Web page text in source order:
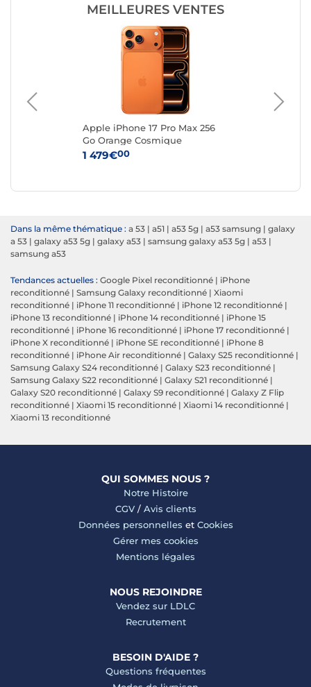
MEILLEURES VENTES
Apple iPhone 17 Pro Max 256
Go Orange Cosmique
1 479€00
Dans la même thématique : a 53 | a51 | a53 5g | a53 samsung | galaxy
a 53 | galaxy a53 5g | galaxy a53 | samsung galaxy a53 5g | a53 |
samsung a53
Tendances actuelles : Google Pixel reconditionné | iPhone
reconditionné | Samsung Galaxy reconditionné | Xiaomi
reconditionné | iPhone 11 reconditionné | iPhone 12 reconditionné |
iPhone 13 reconditionné | iPhone 14 reconditionné | iPhone 15
reconditionné | iPhone 16 reconditionné | iPhone 17 reconditionné |
iPhone X reconditionné | iPhone SE reconditionné | iPhone 8
reconditionné | iPhone Air reconditionné | Galaxy S25 reconditionné |
Samsung Galaxy S24 reconditionné | Galaxy S23 reconditionné |
Samsung Galaxy S22 reconditionné | Galaxy S21 reconditionné |
Galaxy S20 reconditionné | Galaxy S9 reconditionné | Galaxy Z Flip
reconditionné | Xiaomi 15 reconditionné | Xiaomi 14 reconditionné |
Xiaomi 13 reconditionné
QUI SOMMES NOUS ?
Notre Histoire
CGV/ Avis clients
Données personnelles et Cookies
Gérer mes cookies
Mentions légales
NOUS REJOINDRE
Vendez sur LDLC
Recrutement
BESOIN D'AIDE ?
Questions fréquentes